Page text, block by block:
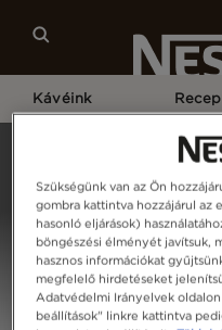
Kávéink
Szükségünk van az Ön
gombra kattintva hozzájárul az
hasonló eljárások)
böngészési élményét javítsuk,
hasznos információkat
megfelelő hirdetéseket
Adatvédelmi Irányelvek
beállítások" linkre kattintva